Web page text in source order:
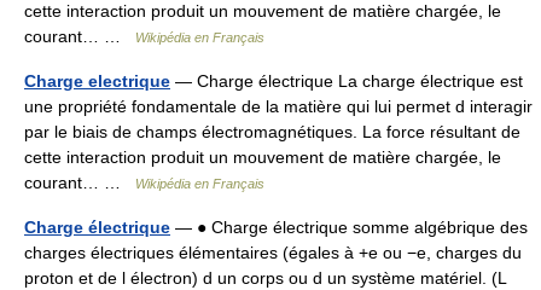
cette interaction produit un mouvement de matière chargée, le
courant… …
Wikipédia en Français
Charge electrique — Charge électrique La charge électrique est
une propriété fondamentale de la matière qui lui permet d interagir
par le biais de champs électromagnétiques. La force résultant de
cette interaction produit un mouvement de matière chargée, le
courant… …
Wikipédia en Français
Charge électrique — ● Charge électrique somme algébrique des
charges électriques élémentaires (égales à +e ou −e, charges du
proton et de l électron) d un corps ou d un système matériel. (L